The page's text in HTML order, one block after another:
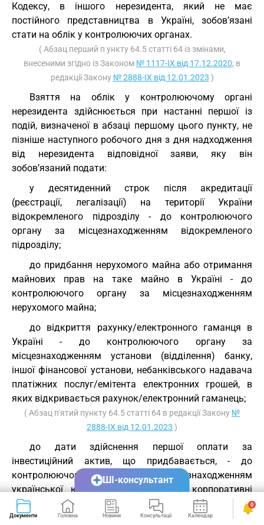
Кодексу, в іншого нерезидента, який не має
постійного представництва в Україні, зобов’язані
стати на облік у контролюючих органах.
( Абзац перший п ункту 64.5 статті 64 із змінами,
внесеними згідно із Законом № 1117-IX від 17.12.2020; в
редакції Закону № 2888-IX від 12.01.2023 )
Взяття на облік у контролюючому органі
нерезидента здійснюється при настанні першої із
подій, визначеної в абзаці першому цього пункту, не
пізніше наступного робочого дня з дня надходження
від нерезидента відповідної заяви, яку він
зобов’язаний подати:
у десятиденний строк після акредитації
(реєстрації, легалізації) на території України
відокремленого підрозділу - до контролюючого
органу за місцезнаходженням відокремленого
підрозділу;
до придбання нерухомого майна або отримання
майнових прав на таке майно в Україні - до
контролюючого органу за місцезнаходженням
нерухомого майна;
до відкриття рахунку/електронного гаманця в
Україні - до контролюючого органу за
місцезнаходженням установи (відділення) банку,
іншої фінансової установи, небанківського надавача
платіжних послуг/емітента електронних грошей, в
яких відкривається рахунок/електронний гаманець;
( Абзац п'ятий пункту 64.5 статті 64 в редакції Закону №
2888-IX від 12.01.2023 )
до дати здійснення першої оплати за
інвестиційний актив, що придбавається, - до
контролюючого органу за місцезнаходженням
української юридичної особи, акції, корпоративні
права якої формують вартість інвестиційного активу,
що є предметом такого правочину.
Документи Головна Новини Консультації Календар Сервіси
0
ШІ-консультант